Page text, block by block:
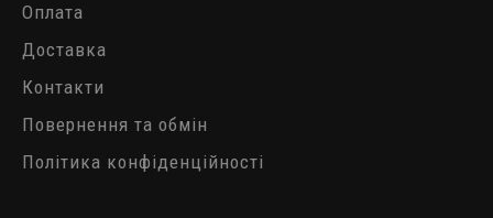
Оплата
Доставка
Контакти
Повернення та обмін
Політика конфіденційності